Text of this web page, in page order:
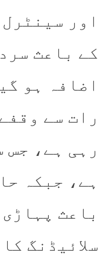
اور
کے باعث
اضافہ ہو
رات سے
رہی ہے، جس
ہے، جبکہ
باعث
سلائیڈنگ